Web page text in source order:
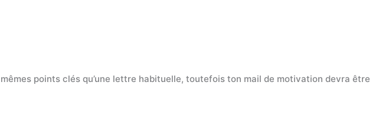
points clés qu’une lettre habituelle, toutefois ton mail de motivation devra être